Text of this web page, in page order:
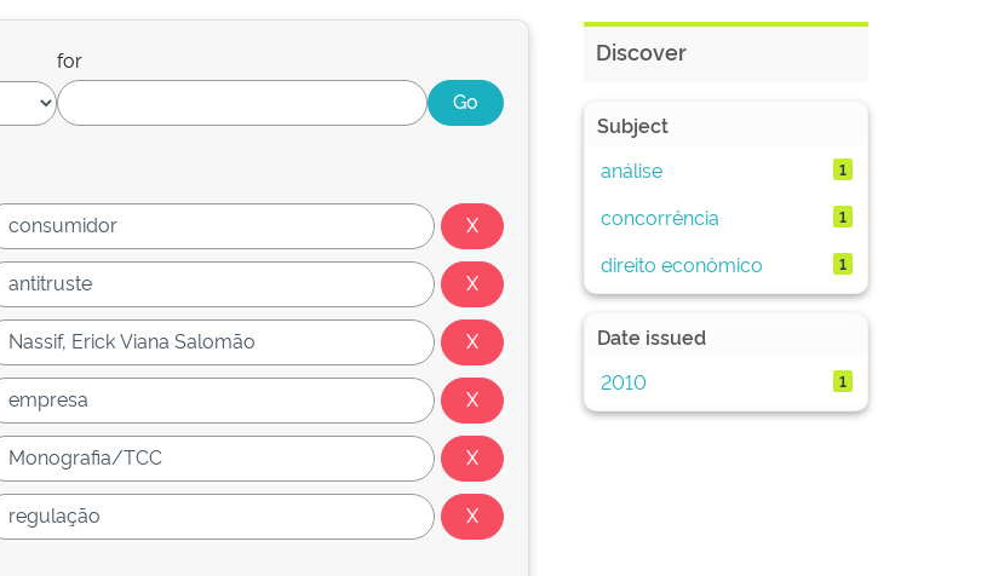
for Discover
Subject
análise
1
concorrência 1
direito econômico 1
Date issued
2010
1